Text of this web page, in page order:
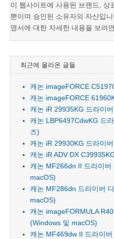
이 웹사이트에 사용된 브랜드, 상
뿐이며 승인된 소유자의 자산입
명서에 대한 자세한 내용을 보려면
최근에 올라온 글들
캐논 imageFORCE
캐논 imageFORCE
캐논 iR 29935KG 드라이
캐논 LBP6497CdwKG 드
즈)
캐논 iR 29930KG 드라이
캐논 iR ADV DX
캐논 MF266dn II 드라이버
macOS)
캐논 MF286dn 드라이버
macOS)
캐논 imageFORMULA
(Windows 및 macOS)
캐논 MF469dw II 드라이